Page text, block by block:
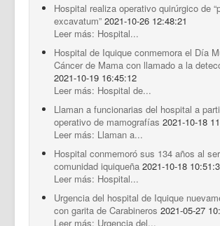
Hospital realiza operativo quirúrgico de
excavatum” 2021-10-26 12:48:21
Leer más: Hospital...
Hospital de Iquique conmemora el Día
Cáncer de Mama con llamado a la
2021-10-19 16:45:12
Leer más: Hospital de...
Llaman a funcionarias del hospital a
operativo de mamografías 2021-10-18
Leer más: Llaman a...
Hospital conmemoró sus 134 años al
comunidad iquiqueña 2021-10-18
Leer más: Hospital...
Urgencia del hospital de Iquique
con garita de Carabineros 2021-05-27
Leer más: Urgencia del...